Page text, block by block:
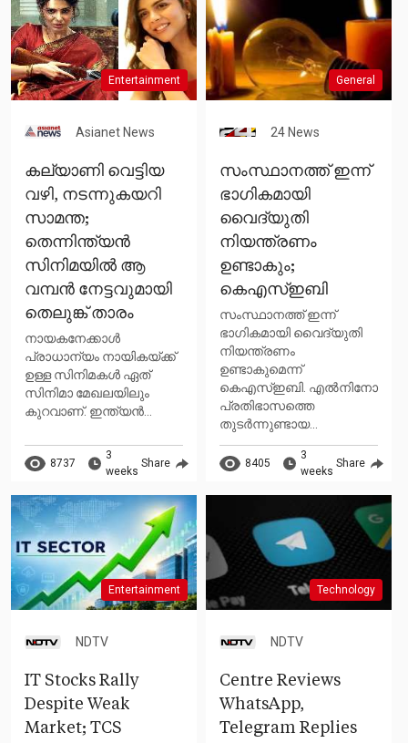
Entertainment
Asianet News
കല്യാണി വെട്ടിയ
വഴി, നടന്നുകയറി
സാമന്ത;
തെന്നിന്ത്യന്‍
സിനിമയില്‍ ആ
വമ്പന്‍ നേട്ടവുമായി
തെലുങ്ക് താരം
നായകനേക്കാള്‍
പ്രാധാന്യം നായികയ്ക്ക്
ഉള്ള സിനിമകള്‍ ഏത്
സിനിമാ മേഖലയിലും
കുറവാണ്. ഇന്ത്യന്‍...
8737
3
weeks
Share
General
24 News
സംസ്ഥാനത്ത് ഇന്ന്
ഭാഗികമായി
വൈദ്യുതി
നിയന്ത്രണം
ഉണ്ടാകും;
കെഎസ്ഇബി
സംസ്ഥാനത്ത് ഇന്ന്
ഭാഗികമായി വൈദ്യുതി
നിയന്ത്രണം
ഉണ്ടാകുമെന്ന്
കെഎസ്ഇബി. എൽനിനോ
പ്രതിഭാസത്തെ
തുടർന്നുണ്ടായ...
8405
3
weeks
Share
Entertainment
NDTV
IT Stocks Rally
Despite Weak
Market; TCS
Technology
NDTV
Centre Reviews
WhatsApp,
Telegram Replies